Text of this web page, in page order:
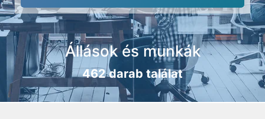
Állások és munkák
462 darab találat